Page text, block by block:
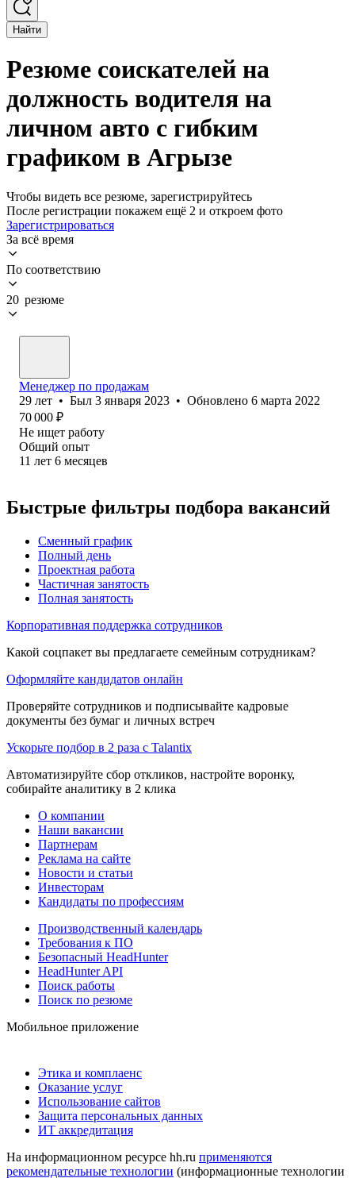
Найти
Резюме соискателей на
должность водителя на
личном авто с гибким
графиком в Агрызе
Чтобы видеть все резюме, зарегистрируйтесь
После регистрации покажем ещё 2 и откроем фото
Зарегистрироваться
За всё время
По соответствию
20 резюме
Менеджер по продажам
29 лет • Был 3 января 2023 • Обновлено 6 марта 2022
70 000 ₽
Не ищет работу
Общий опыт
11 лет 6 месяцев
Быстрые фильтры подбора вакансий
Сменный график
Полный день
Проектная работа
Частичная занятость
Полная занятость
Корпоративная поддержка сотрудников
Какой соцпакет вы предлагаете семейным сотрудникам?
Оформляйте кандидатов онлайн
Проверяйте сотрудников и подписывайте кадровые
документы без бумаг и личных встреч
Ускорьте подбор в 2 раза с Talantix
Автоматизируйте сбор откликов, настройте воронку,
собирайте аналитику в 2 клика
О компании
Наши вакансии
Партнерам
Реклама на сайте
Новости и статьи
Инвесторам
Кандидаты по профессиям
Производственный календарь
Требования к ПО
Безопасный HeadHunter
HeadHunter API
Поиск работы
Поиск по резюме
Мобильное приложение
Этика и комплаенс
Оказание услуг
Использование сайтов
Защита персональных данных
ИТ аккредитация
На информационном ресурсе hh.ru применяются
рекомендательные технологии (информационные технологии